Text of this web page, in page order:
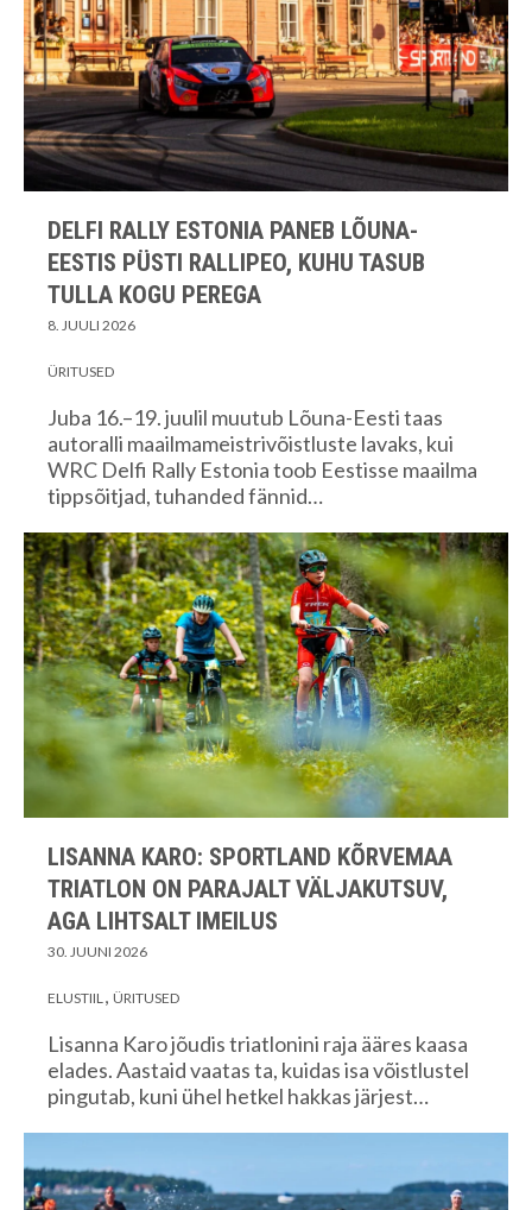
DELFI RALLY ESTONIA PANEB LÕUNA-
EESTIS PÜSTI RALLIPEO, KUHU TASUB
TULLA KOGU PEREGA
8. JUULI 2026
ÜRITUSED
Juba 16.–19. juulil muutub Lõuna-Eesti taas
autoralli maailmameistrivõistluste lavaks, kui
WRC Delfi Rally Estonia toob Eestisse maailma
tippsõitjad, tuhanded fännid…
LISANNA KARO: SPORTLAND KÕRVEMAA
TRIATLON ON PARAJALT VÄLJAKUTSUV,
AGA LIHTSALT IMEILUS
30. JUUNI 2026
ELUSTIIL ÜRITUSED
Lisanna Karo jõudis triatlonini raja ääres kaasa
elades. Aastaid vaatas ta, kuidas isa võistlustel
pingutab, kuni ühel hetkel hakkas järjest…